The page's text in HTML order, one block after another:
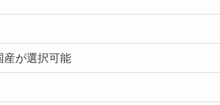
産が選択可能